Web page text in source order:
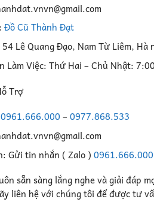
Đồ Cũ Thành Đạt
Lê Quang Đạo, Nam Từ Liêm, Hà
Làm Việc: Thứ Hai – Chủ Nhật:
Trợ
0961.666.000 –0977.868.533
Gửi tin nhắn ( Zalo )0961.666.000
sẵn sàng lắng nghe và giải đáp
liên hệ với chúng tôi để được tư